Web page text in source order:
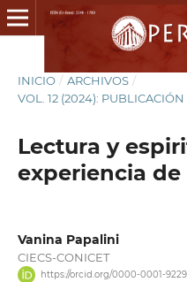
INICIO / ARCHIVOS /
VOL. 12 (2024):
Lectura y
experiencia
Vanina Papalini
CIECS-CONICET
https://orcid.org/0000-0001-